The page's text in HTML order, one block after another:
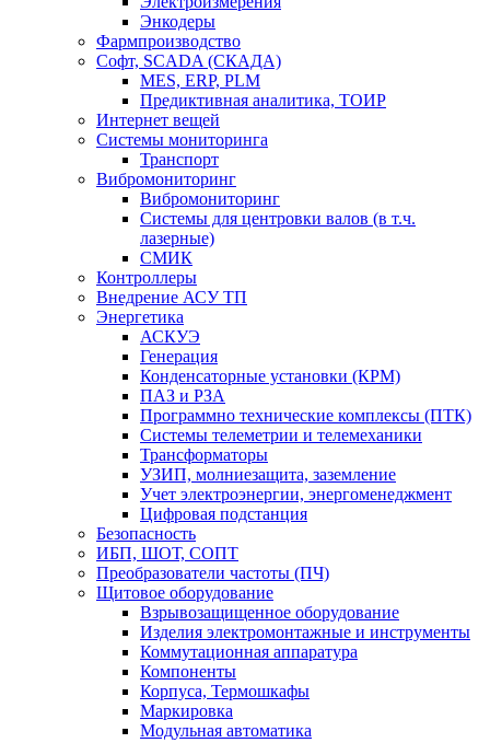
Энкодеры
Фармпроизводство
Софт, SCADA (СКАДА)
MES, ERP, PLM
Предиктивная аналитика, ТОИР
Интернет вещей
Системы мониторинга
Транспорт
Вибромониторинг
Вибромониторинг
Системы для центровки валов (в т.ч.
лазерные)
СМИК
Контроллеры
Внедрение АСУ ТП
Энергетика
АСКУЭ
Генерация
Конденсаторные установки (КРМ)
ПАЗ и РЗА
Программно технические комплексы (ПТК)
Системы телеметрии и телемеханики
Трансформаторы
УЗИП, молниезащита, заземление
Учет электроэнергии, энергоменеджмент
Цифровая подстанция
Безопасность
ИБП, ШОТ, СОПТ
Преобразователи частоты (ПЧ)
Щитовое оборудование
Взрывозащищенное оборудование
Изделия электромонтажные и инструменты
Коммутационная аппаратура
Компоненты
Корпуса, Термошкафы
Маркировка
Модульная автоматика